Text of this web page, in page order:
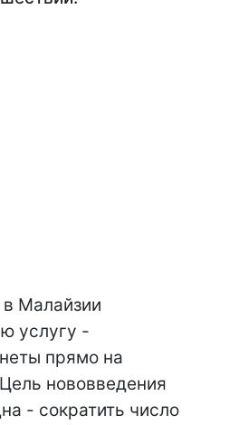
Малайзии
услугу -
прямо на
нововведения
- сократить число